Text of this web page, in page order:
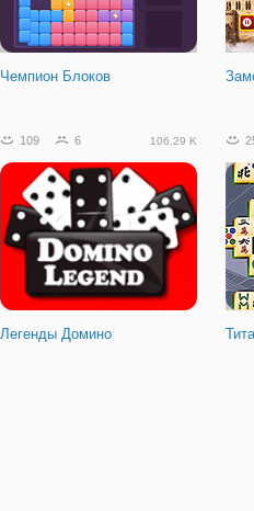
Чемпион Блоков
109 6 106.29 K
Легенды Домино